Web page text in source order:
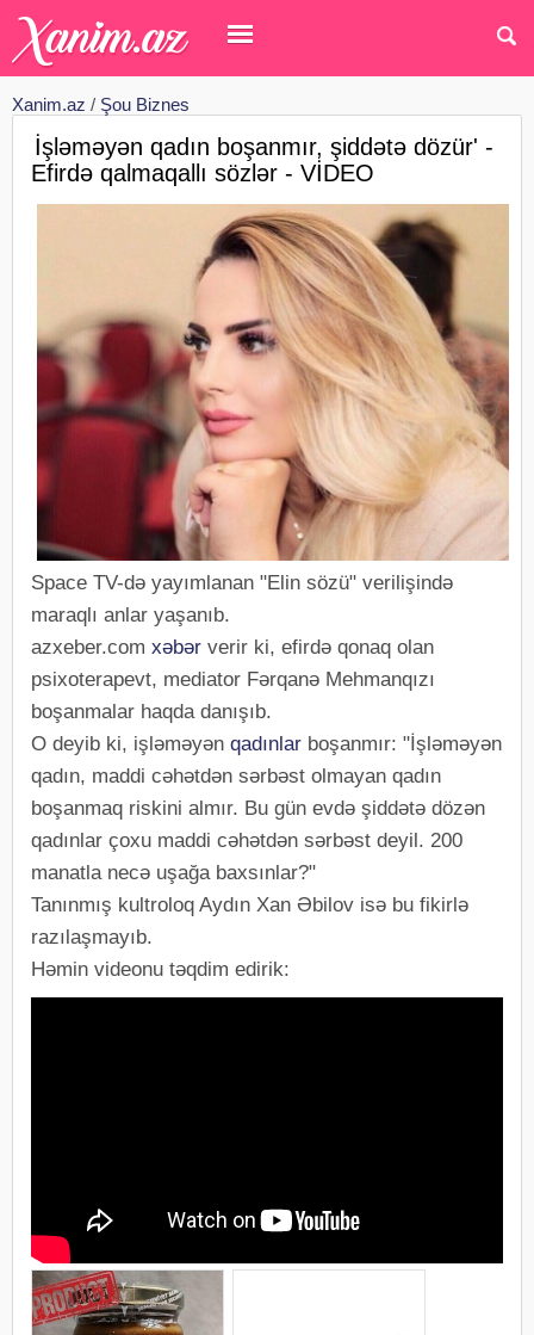
Xanim.az / Şou Biznes
İşləməyən qadın boşanmır, şiddətə dözür' -
Efirdə qalmaqallı sözlər - VİDEO
Space TV-də yayımlanan "Elin sözü" verilişində
maraqlı anlar yaşanıb.
azxeber.com xəbər verir ki, efirdə qonaq olan
psixoterapevt, mediator Fərqanə Mehmanqızı
boşanmalar haqda danışıb.
O deyib ki, işləməyən qadınlar boşanmır: "İşləməyən
qadın, maddi cəhətdən sərbəst olmayan qadın
boşanmaq riskini almır. Bu gün evdə şiddətə dözən
qadınlar çoxu maddi cəhətdən sərbəst deyil. 200
manatla necə uşağa baxsınlar?"
Tanınmış kultroloq Aydın Xan Əbilov isə bu fikirlə
razılaşmayıb.
Həmin videonu təqdim edirik: